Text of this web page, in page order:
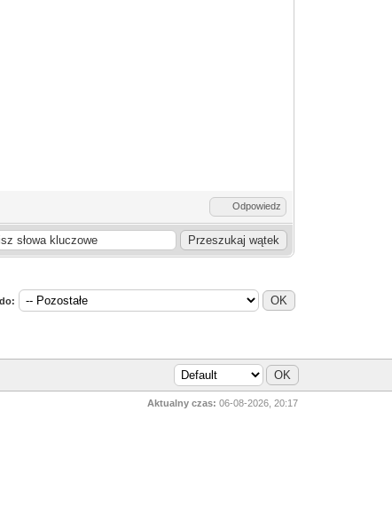
Odpowiedz
Aktualny czas: 06-08-2026, 20:17